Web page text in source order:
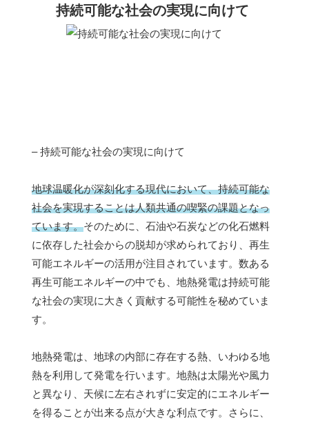
持続可能な社会の実現に向けて
– 持続可能な社会の実現に向けて
地球温暖化が深刻化する現代において、持続可能な
社会を実現することは人類共通の喫緊の課題となっ
ています。そのために、石油や石炭などの化石燃料
に依存した社会からの脱却が求められており、再生
可能エネルギーの活用が注目されています。数ある
再生可能エネルギーの中でも、地熱発電は持続可能
な社会の実現に大きく貢献する可能性を秘めていま
す。
地熱発電は、地球の内部に存在する熱、いわゆる地
熱を利用して発電を行います。地熱は太陽光や風力
と異なり、天候に左右されずに安定的にエネルギー
を得ることが出来る点が大きな利点です。さらに、